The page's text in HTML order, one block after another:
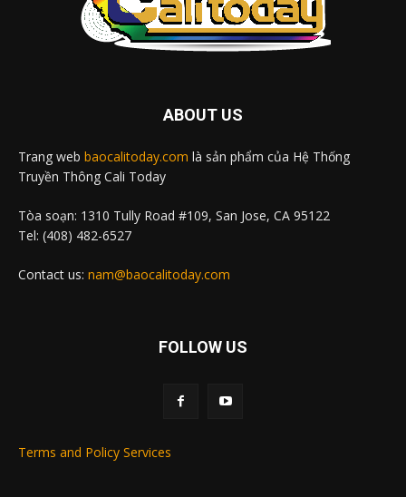
ABOUT US
Trang web baocalitoday.com là sản phẩm của Hệ Thống
Truyền Thông Cali Today
Tòa soạn: 1310 Tully Road #109, San Jose, CA 95122
Tel: (408) 482-6527
Contact us: nam@baocalitoday.com
FOLLOW US
Terms and Policy Services